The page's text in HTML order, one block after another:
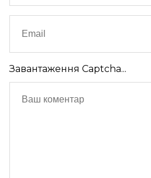
Завантаження Captcha...